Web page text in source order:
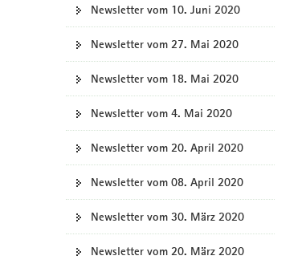
Newsletter vom 10. Juni 2020
Newsletter vom 27. Mai 2020
Newsletter vom 18. Mai 2020
Newsletter vom 4. Mai 2020
Newsletter vom 20. April 2020
Newsletter vom 08. April 2020
Newsletter vom 30. März 2020
Newsletter vom 20. März 2020